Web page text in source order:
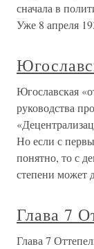
сначала в
Уже 8 апреля
Югославская
руководства
Но если с
понятно, то с
степени может
Глава 7
Глава 7